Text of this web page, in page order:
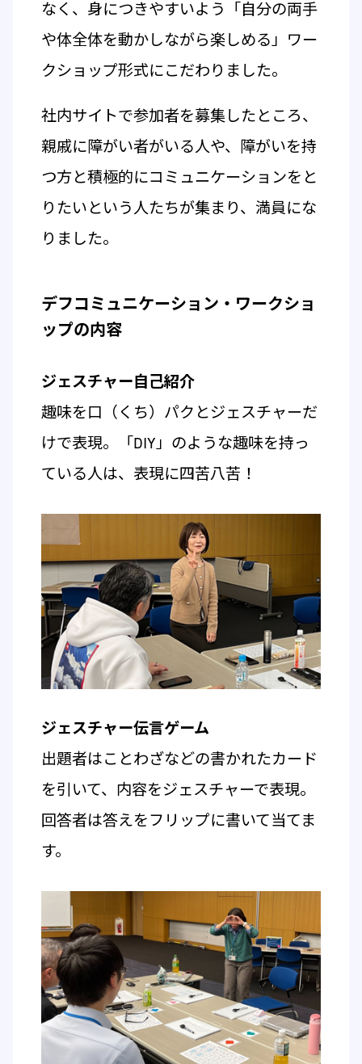
なく、身につきやすいよう「自分の両手
や体全体を動かしながら楽しめる」ワー
クショップ形式にこだわりました。
社内サイトで参加者を募集したところ、
親戚に障がい者がいる人や、障がいを持
つ方と積極的にコミュニケーションをと
りたいという人たちが集まり、満員にな
りました。
デフコミュニケーション・ワークショ
ップの内容
ジェスチャー自己紹介
趣味を口（くち）パクとジェスチャーだ
けで表現。「DIY」のような趣味を持っ
ている人は、表現に四苦八苦！
ジェスチャー伝言ゲーム
出題者はことわざなどの書かれたカード
を引いて、内容をジェスチャーで表現。
回答者は答えをフリップに書いて当てま
す。